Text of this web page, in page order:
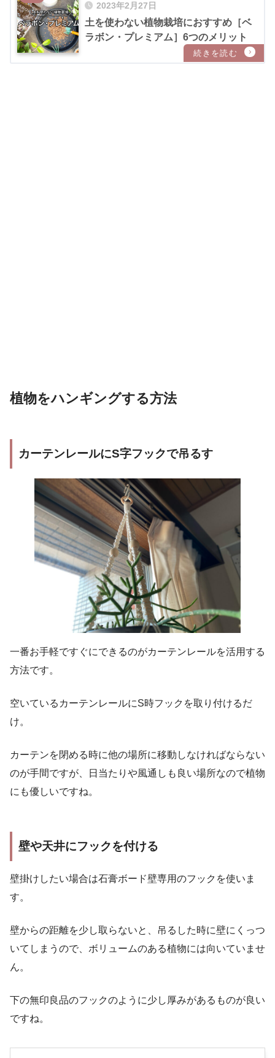
2023年2月27日
土を使わない植物栽培におすすめ［ベ
ラボン・プレミアム］6つのメリット
植物をハンギングする方法
カーテンレールにS字フックで吊るす
一番お手軽ですぐにできるのがカーテンレールを活用する
方法です。
空いているカーテンレールにS時フックを取り付けるだ
け。
カーテンを閉める時に他の場所に移動しなければならない
のが手間ですが、日当たりや風通しも良い場所なので植物
にも優しいですね。
壁や天井にフックを付ける
壁掛けしたい場合は石膏ボード壁専用のフックを使いま
す。
壁からの距離を少し取らないと、吊るした時に壁にくっつ
いてしまうので、ボリュームのある植物には向いていませ
ん。
下の無印良品のフックのように少し厚みがあるものが良い
ですね。